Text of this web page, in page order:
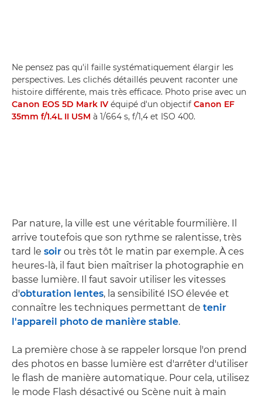
Ne pensez pas qu'il faille systématiquement élargir les
perspectives. Les clichés détaillés peuvent raconter une
histoire différente, mais très efficace. Photo prise avec un
Canon EOS 5D Mark IV équipé d'un objectif Canon EF
35mm f/1.4L II USM à 1/664 s, f/1,4 et ISO 400.
Par nature, la ville est une véritable fourmilière. Il
arrive toutefois que son rythme se ralentisse, très
tard le soir ou très tôt le matin par exemple. À ces
heures-là, il faut bien maîtriser la photographie en
basse lumière. Il faut savoir utiliser les vitesses
d'obturation lentes, la sensibilité ISO élevée et
connaître les techniques permettant de tenir
l'appareil photo de manière stable.
La première chose à se rappeler lorsque l'on prend
des photos en basse lumière est d'arrêter d'utiliser
le flash de manière automatique. Pour cela, utilisez
le mode Flash désactivé ou Scène nuit à main